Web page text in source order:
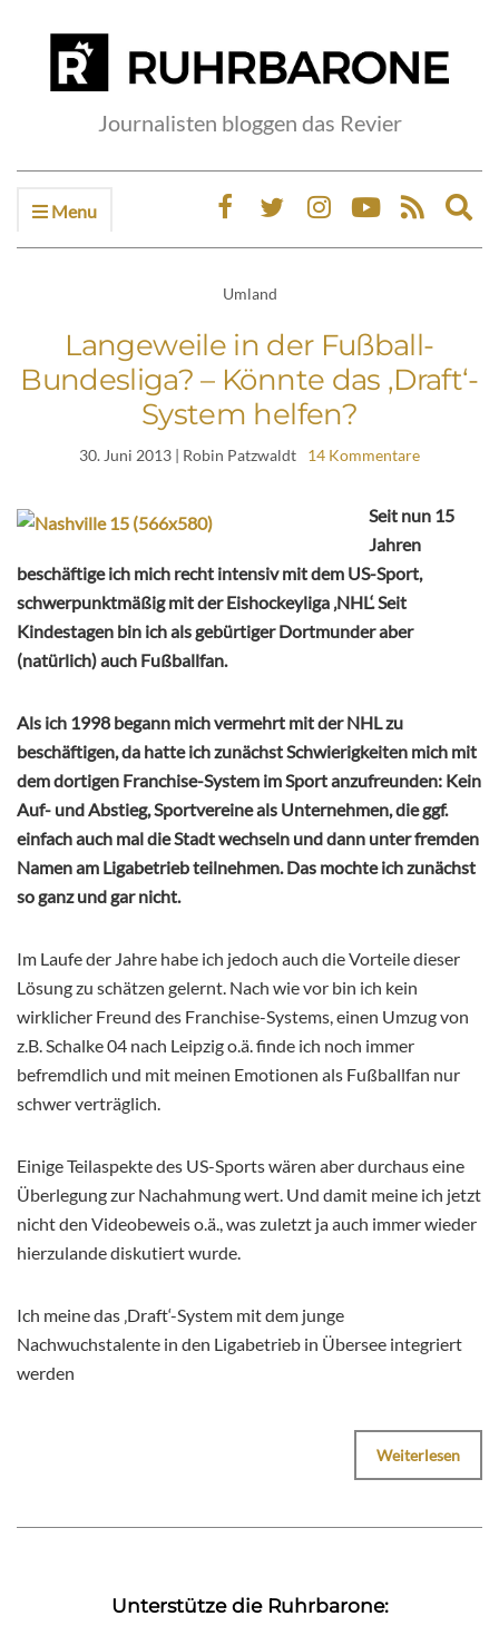
Journalisten bloggen das Revier
Menu
Umland
Langeweile in der Fußball-
Bundesliga? – Könnte das ‚Draft‘-
System helfen?
30. Juni 2013 | Robin Patzwaldt 14 Kommentare
Seit nun 15
Jahren
beschäftige ich mich recht intensiv mit dem US-Sport,
schwerpunktmäßig mit der Eishockeyliga ‚NHL‘. Seit
Kindestagen bin ich als gebürtiger Dortmunder aber
(natürlich) auch Fußballfan.
Als ich 1998 begann mich vermehrt mit der NHL zu
beschäftigen, da hatte ich zunächst Schwierigkeiten mich mit
dem dortigen Franchise-System im Sport anzufreunden: Kein
Auf- und Abstieg, Sportvereine als Unternehmen, die ggf.
einfach auch mal die Stadt wechseln und dann unter fremden
Namen am Ligabetrieb teilnehmen. Das mochte ich zunächst
so ganz und gar nicht.
Im Laufe der Jahre habe ich jedoch auch die Vorteile dieser
Lösung zu schätzen gelernt. Nach wie vor bin ich kein
wirklicher Freund des Franchise-Systems, einen Umzug von
z.B. Schalke 04 nach Leipzig o.ä. finde ich noch immer
befremdlich und mit meinen Emotionen als Fußballfan nur
schwer verträglich.
Einige Teilaspekte des US-Sports wären aber durchaus eine
Überlegung zur Nachahmung wert. Und damit meine ich jetzt
nicht den Videobeweis o.ä., was zuletzt ja auch immer wieder
hierzulande diskutiert wurde.
Ich meine das ‚Draft‘-System mit dem junge
Nachwuchstalente in den Ligabetrieb in Übersee integriert
werden
Weiterlesen
Unterstütze die Ruhrbarone: